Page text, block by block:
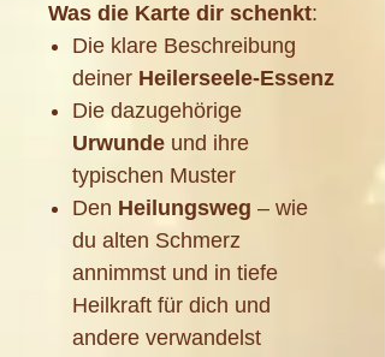
Was die Karte dir schenkt:
Die klare Beschreibung
deiner Heilerseele-Essenz
Die dazugehörige
Urwunde und ihre
typischen Muster
Den Heilungsweg – wie
du alten Schmerz
annimmst und in tiefe
Heilkraft für dich und
andere verwandelst